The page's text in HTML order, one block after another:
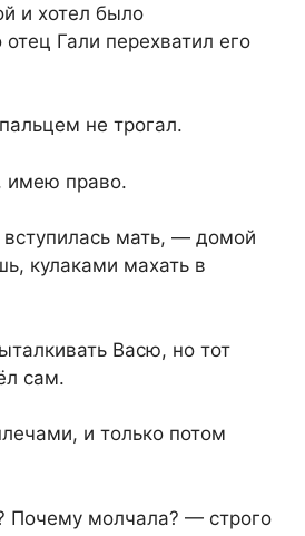
и хотел было
отец Гали перехватил его
не трогал.
право.
мать, — домой
кулаками махать в
Васю, но тот
сам.
и только потом
Почему молчала? — строго